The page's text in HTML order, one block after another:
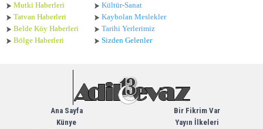
Mutki Haberleri
Tatvan Haberleri
Belde Köy Haberleri
Bölge Haberleri
Kültür-Sanat
Kaybolan Meslekler
Tarihi Yerlerimiz
Sizden Gelenler
Ana Sayfa
Künye
Bir Fikrim Var
Yayın İlkeleri